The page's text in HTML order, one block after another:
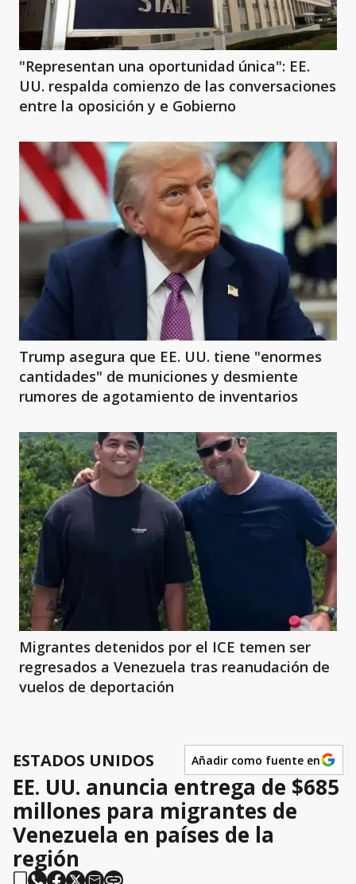
"Representan una oportunidad única": EE.
UU. respalda comienzo de las conversaciones
entre la oposición y e Gobierno
Trump asegura que EE. UU. tiene "enormes
cantidades" de municiones y desmiente
rumores de agotamiento de inventarios
Migrantes detenidos por el ICE temen ser
regresados a Venezuela tras reanudación de
vuelos de deportación
ESTADOS UNIDOS Añadir como fuente en
EE. UU. anuncia entrega de $685
millones para migrantes de
Venezuela en países de la
región